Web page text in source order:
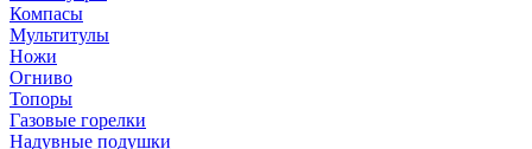
Компасы
Мультитулы
Ножи
Огниво
Топоры
Газовые горелки
Надувные подушки